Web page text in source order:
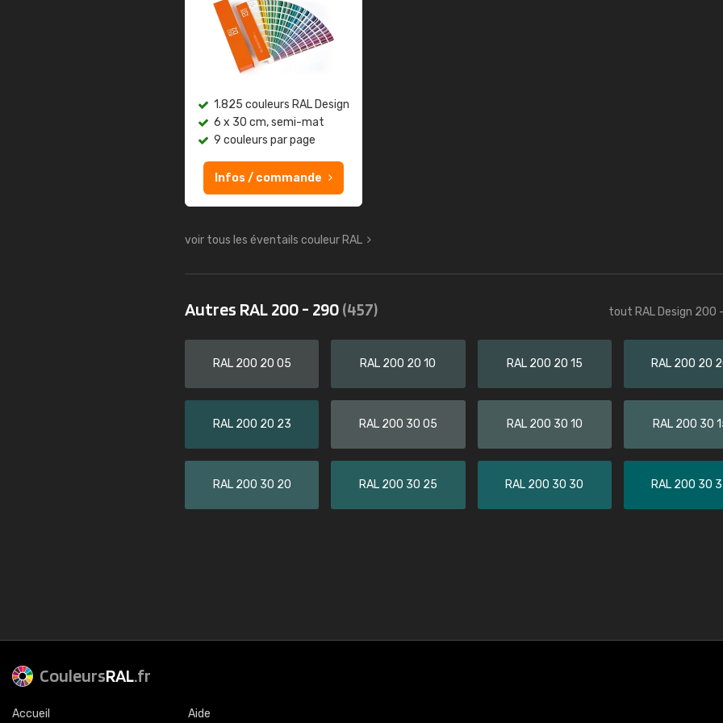
1.825 couleurs RAL Design
6 x 30 cm, semi-mat
9 couleurs par page
Infos / commande
voir tous les éventails couleur RAL
Autres RAL 200 - 290(457) tout RAL Design 200
RAL 200 20 05 RAL 200 20 10 RAL 200 20 15 RAL 200 20
RAL 200 20 23 RAL 200 30 05 RAL 200 30 10 RAL 200 30
RAL 200 30 20 RAL 200 30 25 RAL 200 30 30 RAL 200 30
CouleursRAL.fr
Accueil Aide